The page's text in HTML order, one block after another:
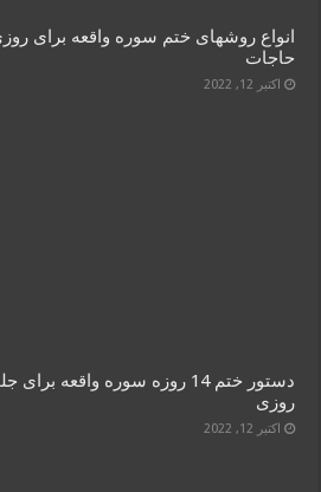
انواع روشهای ختم سوره واقعه برای
حاجات
اکتبر 12, 2022
دستور ختم 14 روزه سوره
روزی
اکتبر 12, 2022